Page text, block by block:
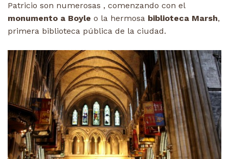
Patricio son numerosas , comenzando con el
monumento a Boyle o la hermosa biblioteca Marsh,
primera biblioteca pública de la ciudad.